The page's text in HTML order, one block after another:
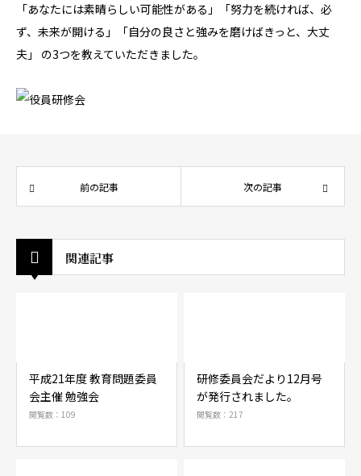
「あなたには素晴らしい可能性がある」「努力を続ければ、必
ず、未来が開ける」「自分の良さと強みを磨けばきっと、大丈
夫」 の3つを教えていただきました。
前の記事 次の記事
関連記事
平成21年度 教育問題委員
会主催 勉強会
閲覧数：109
研修委員会だより12月号
が発行されました。
閲覧数：217